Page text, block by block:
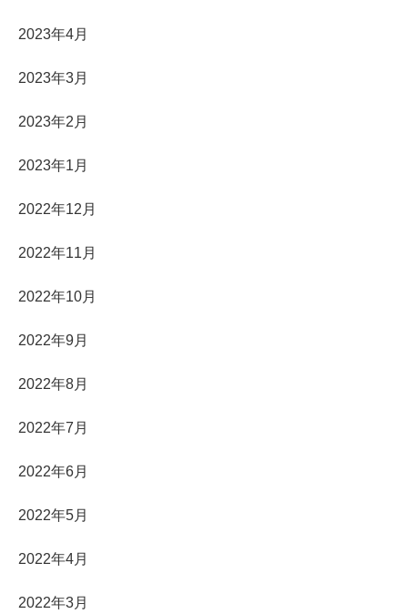
2023年4月
2023年3月
2023年2月
2023年1月
2022年12月
2022年11月
2022年10月
2022年9月
2022年8月
2022年7月
2022年6月
2022年5月
2022年4月
2022年3月